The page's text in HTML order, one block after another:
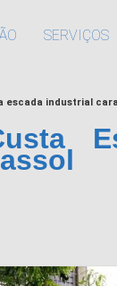
SERVIÇOS
escada industrial